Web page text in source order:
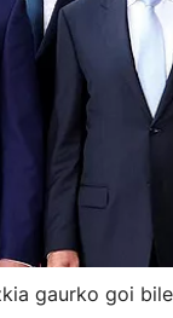
gaurko goi